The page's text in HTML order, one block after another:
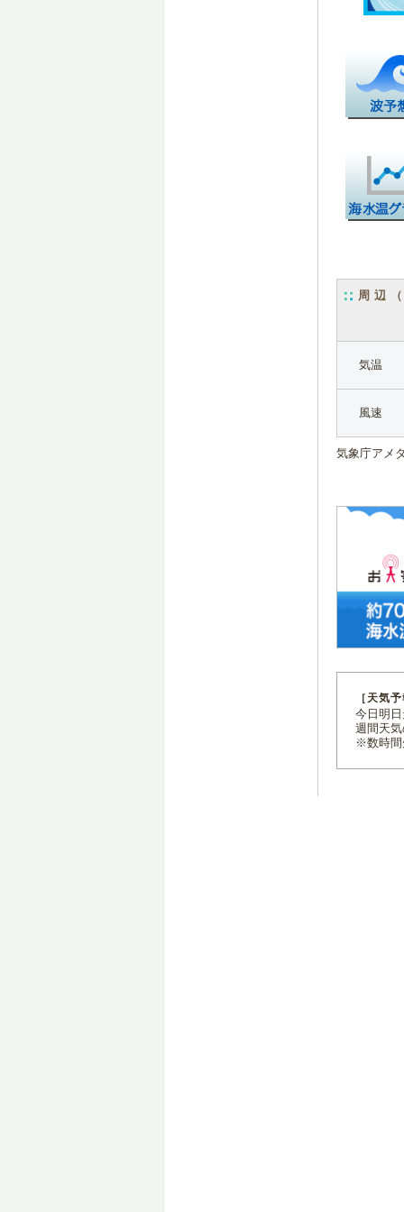
周辺
気温
風速
気象庁アメ
［天気
今日明
週間天
※数時間